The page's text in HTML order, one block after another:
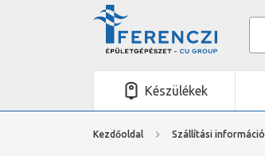
Készülékek
Kezdőoldal Szállítási információ